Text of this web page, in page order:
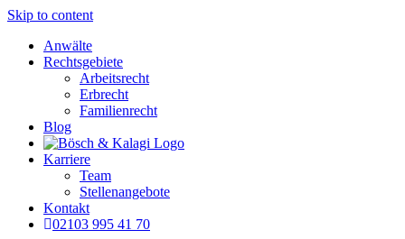
Skip to content
Anwälte
Rechtsgebiete
Arbeitsrecht
Erbrecht
Familienrecht
Blog
Karriere
Team
Stellenangebote
Kontakt
02103 995 41 70